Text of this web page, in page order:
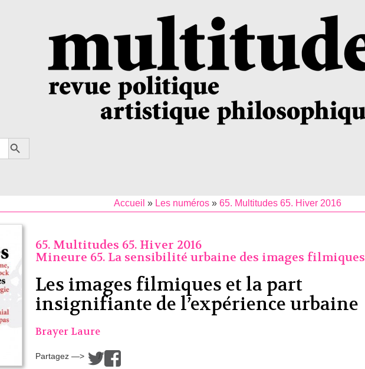
Search Button
Accueil » Les numéros» 65. Multitudes 65. Hiver 2016
65. Multitudes 65. Hiver 2016
Mineure 65. La sensibilité urbaine des images filmiques
Les images filmiques et la part
insignifiante de l’expérience urbaine
Brayer Laure
Partagez —> /